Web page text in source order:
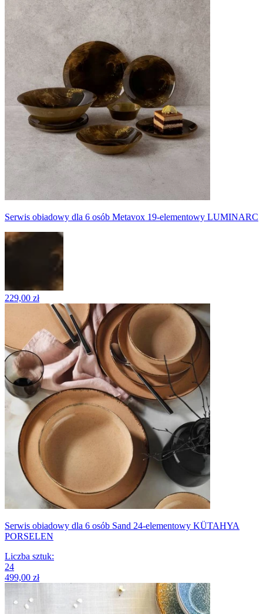
Serwis obiadowy dla 6 osób Metavox 19-elementowy LUMINARC
229,00 zł
Serwis obiadowy dla 6 osób Sand 24-elementowy KÜTAHYA
PORSELEN
Liczba sztuk:
24
499,00 zł